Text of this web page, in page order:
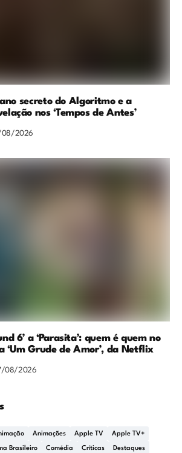
secreto do Algoritmo e a
nos ‘Tempos de Antes’
2026
6’ a ‘Parasita’: quem é quem no
‘Um Grude de Amor’, da Netflix
08/2026
Animações Apple TV Apple TV+
Brasileiro Comédia Críticas Destaques